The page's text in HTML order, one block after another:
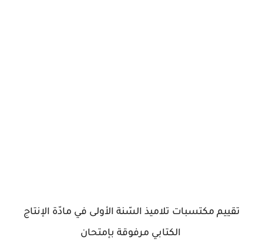
تقييم مكتسبات تلاميذ السّنة الأولى في مادّة الإنتاج